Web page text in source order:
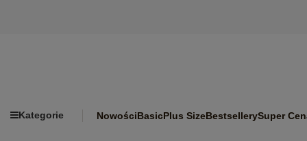
Kategorie NowościBasicPlus SizeBestsellerySuper